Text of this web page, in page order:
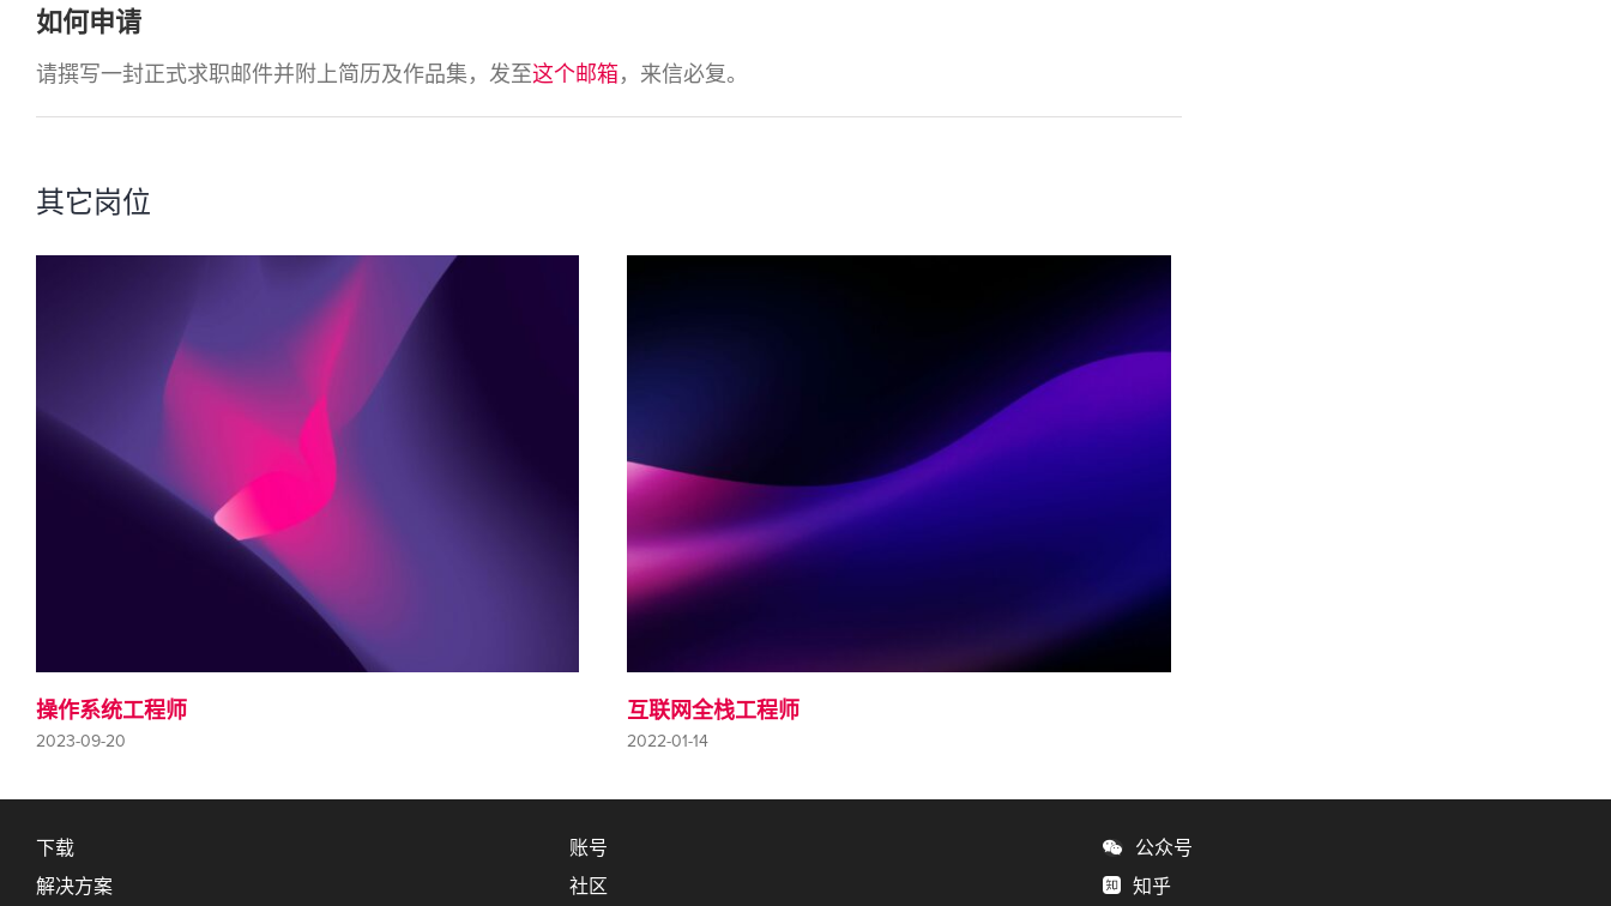
如何申请
请撰写一封正式求职邮件并附上简历及作品集，发至这个邮箱，来信必复。
其它岗位
操作系统工程师
2023-09-20
互联网全栈工程师
2022-01-14
下载
解决方案
账号
社区
公众号
知乎